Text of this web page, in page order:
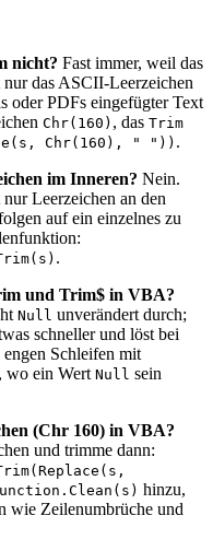
nicht? Fast immer, weil das
nur das ASCII-Leerzeichen
oder PDFs eingefügter Text
Chr(160) , das Trim
Chr(160), " ")) .
im Inneren? Nein.
Leerzeichen an den
auf ein einzelnes zu
.
und Trim$ in VBA?
Null unverändert durch;
schneller und löst bei
engen Schleifen mit
, wo ein Wert Null sein
(Chr 160) in VBA?
und trimme dann:
hinzu,
wie Zeilenumbrüche und